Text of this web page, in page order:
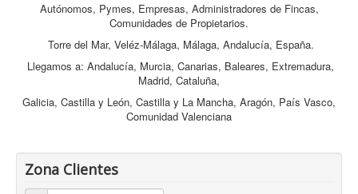
Autónomos, Pymes, Empresas, Administradores de Fincas,
Comunidades de Propietarios.
Torre del Mar, Veléz-Málaga, Málaga, Andalucía, España.
Llegamos a: Andalucía, Murcia, Canarias, Baleares, Extremadura,
Madrid, Cataluña,
Galicia, Castilla y León, Castilla y La Mancha, Aragón, País Vasco,
Comunidad Valenciana
Zona Clientes